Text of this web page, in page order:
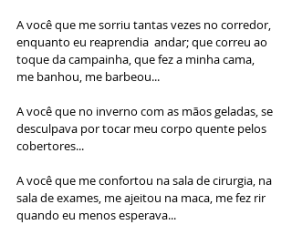
A você que me sorriu tantas vezes no corredor,
enquanto eu reaprendia  andar; que correu ao
toque da campainha, que fez a minha cama,
me banhou, me barbeou...
A você que no inverno com as mãos geladas, se
desculpava por tocar meu corpo quente pelos
cobertores...
A você que me confortou na sala de cirurgia, na
sala de exames, me ajeitou na maca, me fez rir
quando eu menos esperava...